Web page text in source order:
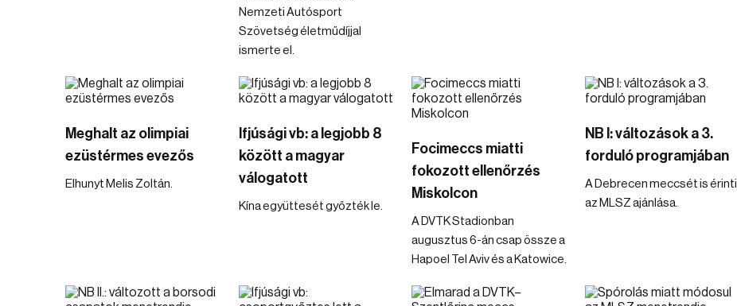
Nemzeti Autósport
Szövetség életműdíjjal
ismerte el.
Meghalt az olimpiai
ezüstérmes evezős
Elhunyt Melis Zoltán.
Ifjúsági vb: a legjobb 8
között a magyar
válogatott
Kína együttesét győzték le.
Focimeccs miatti
fokozott ellenőrzés
Miskolcon
A DVTK Stadionban
augusztus 6-án csap össze a
Hapoel Tel Aviv és a Katowice.
NB I: változások a 3.
forduló programjában
A Debrecen meccsét is érinti
az MLSZ ajánlása.